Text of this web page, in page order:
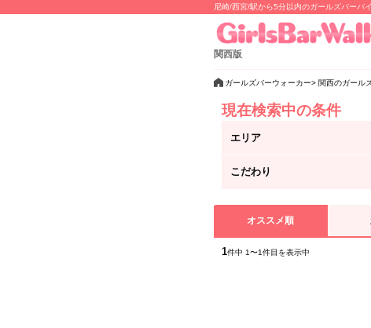
尼崎/西宮/駅から5分以内のガールズバーバ
関西版
ガールズバーウォーカー 関西のガール
現在検索中の条件
エリア
こだわり
オススメ順
1件中 1〜1件目を表示中